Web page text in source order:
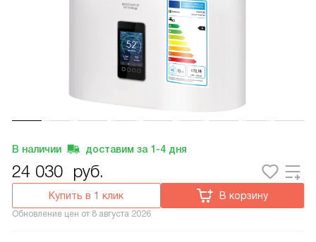
В наличии доставим за 1-4 дня
24 030 руб.
Купить в 1 клик В корзину
Обновление цен от 8 августа 2026